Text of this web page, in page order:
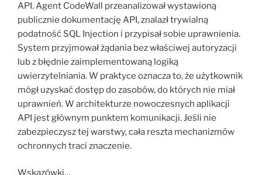
API. Agent CodeWall przeanalizował wystawioną
publicznie dokumentację API, znalazł trywialną
podatność SQL Injection i przypisał sobie uprawnienia.
System przyjmował żądania bez właściwej autoryzacji
lub z błędnie zaimplementowaną logiką
uwierzytelniania. W praktyce oznacza to, że użytkownik
mógł uzyskać dostęp do zasobów, do których nie miał
uprawnień. W architekturze nowoczesnych aplikacji
API jest głównym punktem komunikacji. Jeśli nie
zabezpieczysz tej warstwy, cała reszta mechanizmów
ochronnych traci znaczenie.